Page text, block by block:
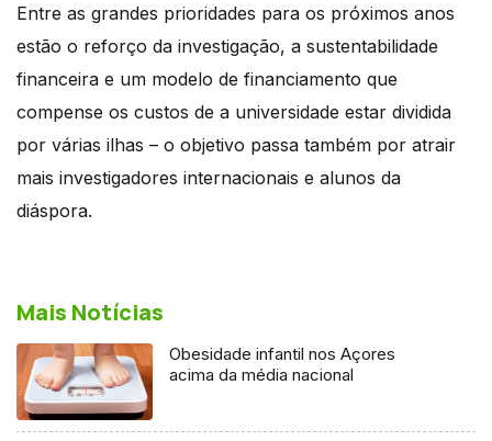
Entre as grandes prioridades para os próximos anos
estão o reforço da investigação, a sustentabilidade
financeira e um modelo de financiamento que
compense os custos de a universidade estar dividida
por várias ilhas – o objetivo passa também por atrair
mais investigadores internacionais e alunos da
diáspora.
Mais Notícias
Obesidade infantil nos Açores
acima da média nacional